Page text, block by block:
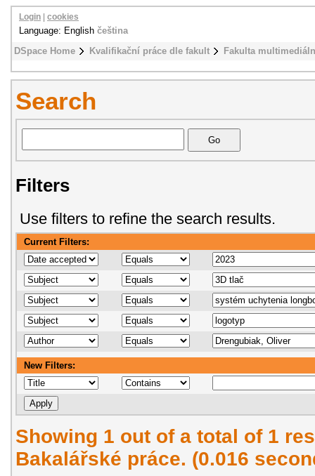
DSpace Home Kvalifikační práce dle fakult Fakulta
Login cookies
Language: English čeština
Search
Filters
Use filters to refine the search results.
Current Filters:
New Filters:
Showing 1 out of a total of 1
Bakalářské práce. (0.016